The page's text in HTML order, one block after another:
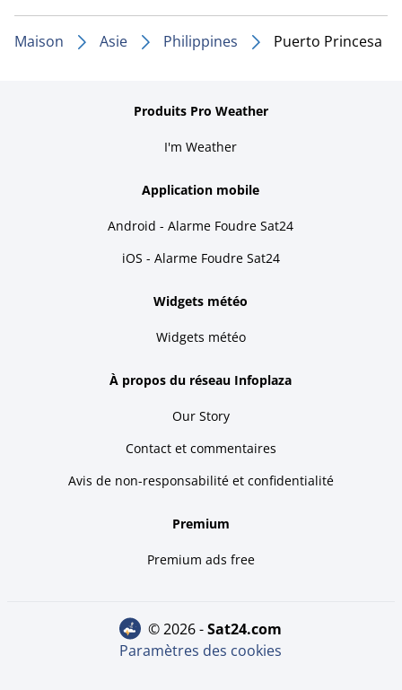
Maison Asie Philippines Puerto Princesa
Produits Pro Weather
I'm Weather
Application mobile
Android - Alarme Foudre Sat24
iOS - Alarme Foudre Sat24
Widgets météo
Widgets météo
À propos du réseau Infoplaza
Our Story
Contact et commentaires
Avis de non-responsabilité et confidentialité
Premium
Premium ads free
© 2026 - sat24.com
Paramètres des cookies